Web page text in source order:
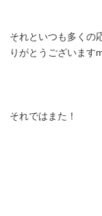
それといつも多くの
りがとうございます
それではまた！